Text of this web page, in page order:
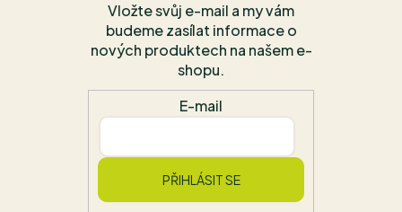
Vložte svůj e-mail a my vám
budeme zasílat informace o
nových produktech na našem e-
shopu.
E-mail
PŘIHLÁSIT SE